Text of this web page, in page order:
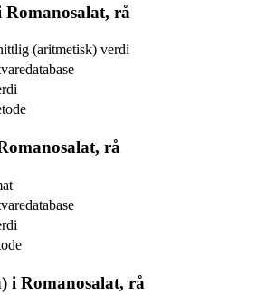
rå
(aritmetisk) verdi
rå
i Romanosalat, rå